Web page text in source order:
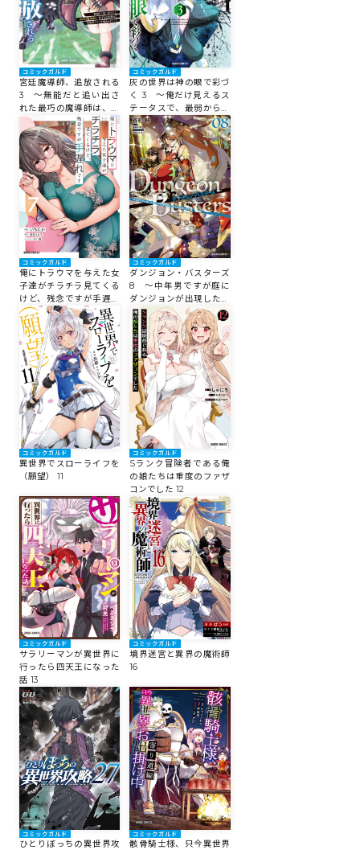
リキューレ
コミックパルフェ
コミックエッセイ
閉じる
コミックガルド
宮廷魔導師、追放される
3 ～無能だと追い出さ
れた最巧の魔導師は、部
下を引き連れて冒険者ク
ランを始めるようです～
コミックガルド
灰の世界は神の眼で彩づ
く 3 ～俺だけ見えるス
テータスで、最弱から最
強へ駆け上がる～
コミックガルド
俺にトラウマを与えた女
子達がチラチラ見てくる
けど、残念ですが手遅れ
です 7
コミックガルド
ダンジョン・バスターズ
8 ～中年男ですが庭に
ダンジョンが出現したの
で世界を救います～
コミックガルド
異世界でスローライフを
（願望） 11
コミックガルド
Sランク冒険者である俺
の娘たちは重度のファザ
コンでした 12
コミックガルド
サラリーマンが異世界に
行ったら四天王になった
話 13
コミックガルド
境界迷宮と異界の魔術師
16
コミックガルド
ひとりぼっちの異世界攻
コミックガルド
骸骨騎士様、只今異世界